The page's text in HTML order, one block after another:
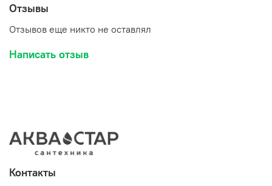
Отзывы
Отзывов еще никто не оставлял
Написать отзыв
Контакты